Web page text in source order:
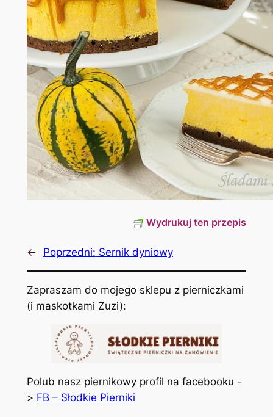
Wydrukuj ten przepis
← Poprzedni: Sernik dyniowy
Zapraszam do mojego sklepu z pierniczkami
(i maskotkami Zuzi):
Polub nasz piernikowy profil na facebooku -
> FB – Słodkie Pierniki